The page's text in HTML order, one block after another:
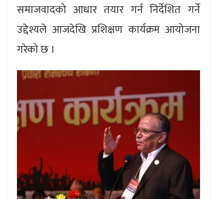
समाजवादको आधार तयार गर्न निर्देशित गर्ने
उद्देश्यले आजदेखि प्रशिक्षण कार्यक्रम आयोजना
गरेको छ ।